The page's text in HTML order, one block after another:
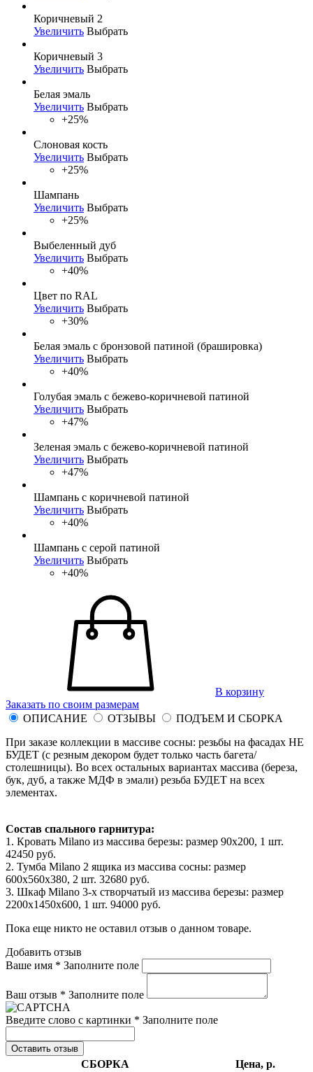
Коричневый 2
Увеличить Выбрать
Коричневый 3
Увеличить Выбрать
Белая эмаль
Увеличить Выбрать
+25%
Слоновая кость
Увеличить Выбрать
+25%
Шампань
Увеличить Выбрать
+25%
Выбеленный дуб
Увеличить Выбрать
+40%
Цвет по RAL
Увеличить Выбрать
+30%
Белая эмаль с бронзовой патиной (брашировка)
Увеличить Выбрать
+40%
Голубая эмаль с бежево-коричневой патиной
Увеличить Выбрать
+47%
Зеленая эмаль с бежево-коричневой патиной
Увеличить Выбрать
+47%
Шампань с коричневой патиной
Увеличить Выбрать
+40%
Шампань с серой патиной
Увеличить Выбрать
+40%
В корзину
Заказать по своим размерам
ОПИСАНИЕ
ОТЗЫВЫ
ПОДЪЕМ И СБОРКА
При заказе коллекции в массиве сосны: резьбы на фасадах НЕ
БУДЕТ (с резным декором будет только часть багета/
столешницы). Во всех остальных вариантах массива (береза,
бук, дуб, а также МДФ в эмали) резьба БУДЕТ на всех
элементах.
Состав спального гарнитура:
1. Кровать Milano из массива березы: размер 90x200, 1 шт.
42450 руб.
2. Тумба Milano 2 ящика из массива сосны: размер
600x560x380, 2 шт. 32680 руб.
3. Шкаф Milano 3-х створчатый из массива березы: размер
2200x1450x600, 1 шт. 94000 руб.
Пока еще никто не оставил отзыв о данном товаре.
Добавить отзыв
Ваше имя * Заполните поле
Ваш отзыв * Заполните поле
Введите слово с картинки * Заполните поле
Оставить отзыв
СБОРКА Цена, р.